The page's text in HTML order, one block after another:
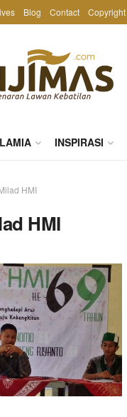
Blog Contact Copyright
INSPIRASI
HMI
HMI